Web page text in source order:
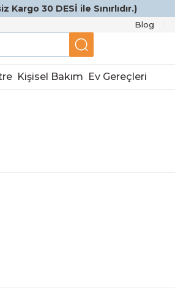
Kargo 30 DESİ ile Sınırlıdır.)
Blog
Kişisel Bakım Ev Gereçleri